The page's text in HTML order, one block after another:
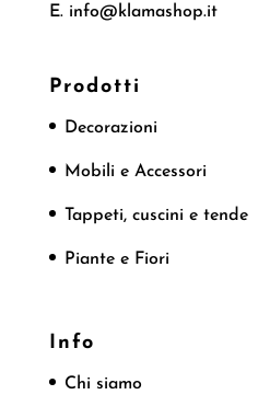
E. info@klamashop.it
Prodotti
Decorazioni
Mobili e Accessori
Tappeti, cuscini e tende
Piante e Fiori
Info
Chi siamo